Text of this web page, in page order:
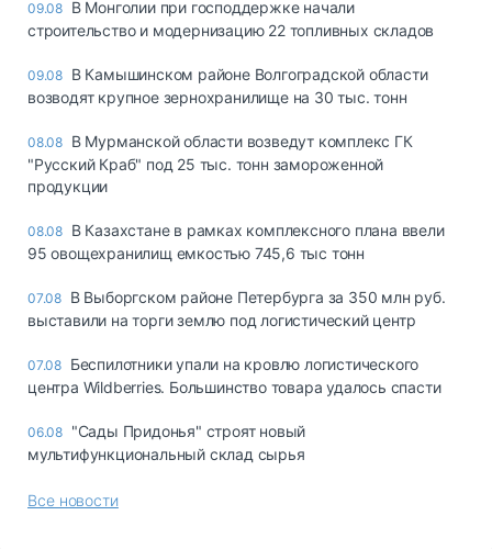
09.08 В Монголии при господдержке начали
строительство и модернизацию 22 топливных складов
09.08 В Камышинском районе Волгоградской области
возводят крупное зернохранилище на 30 тыс. тонн
08.08 В Мурманской области возведут комплекс ГК
"Русский Краб" под 25 тыс. тонн замороженной
продукции
08.08 В Казахстане в рамках комплексного плана ввели
95 овощехранилищ емкостью 745,6 тыс тонн
07.08 В Выборгском районе Петербурга за 350 млн руб.
выставили на торги землю под логистический центр
07.08 Беспилотники упали на кровлю логистического
центра Wildberries. Большинство товара удалось спасти
06.08 "Сады Придонья" строят новый
мультифункциональный склад сырья
Все новости